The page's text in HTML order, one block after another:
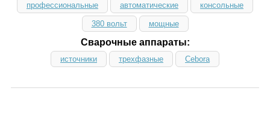
профессиональные автоматические консольные
380 вольт мощные
Сварочные аппараты:
источники трехфазные Cebora